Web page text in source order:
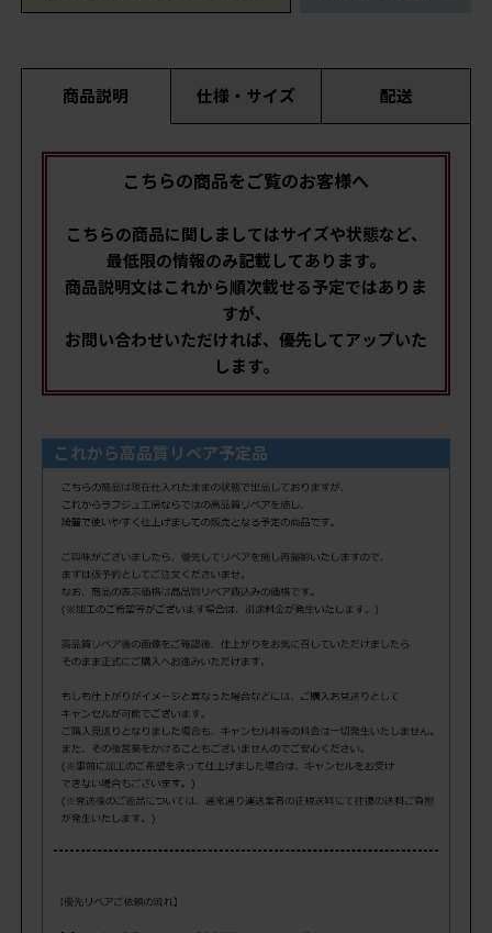
商品説明 仕様・サイズ 配送
こちらの商品をご覧のお客様へ
こちらの商品に関しましてはサイズや状態など、
最低限の情報のみ記載してあります。
商品説明文はこれから順次載せる予定ではありま
すが、
お問い合わせいただければ、優先してアップいた
します。
これから高品質リペア予定品